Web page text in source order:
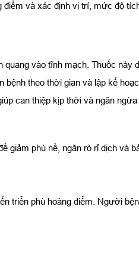
và xác định vị trí, mức độ
vào tĩnh mạch. Thuốc này
theo thời gian và lập kế
can thiệp kịp thời và ngăn
giảm phù nề, ngăn rò rỉ dịch và
triển phù hoàng điểm. Người